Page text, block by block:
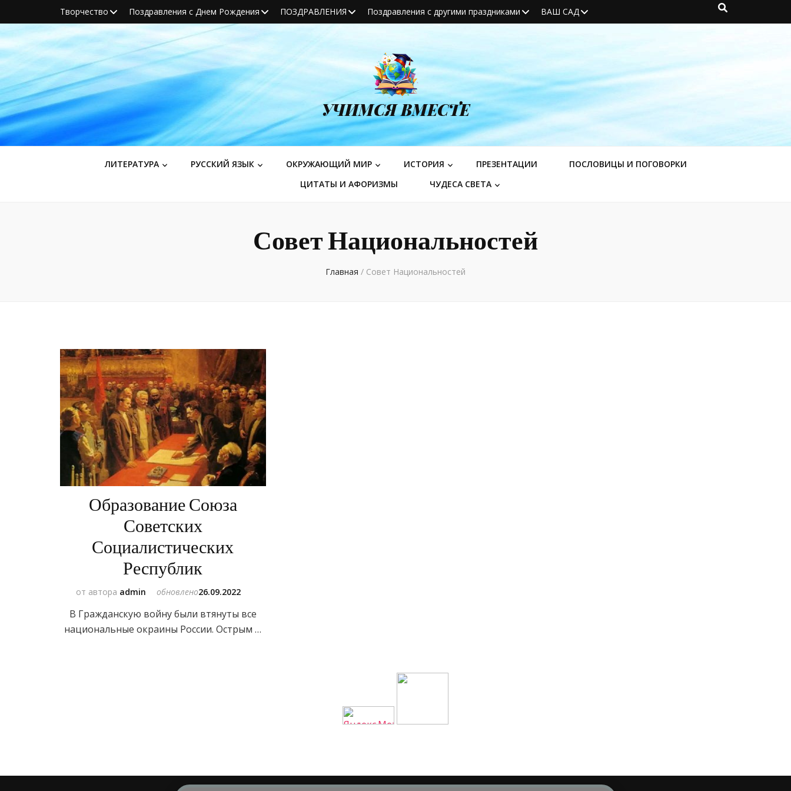
Творчество Поздравления с Днем Рождения ПОЗДРАВЛЕНИЯ Поздравления с другими праздниками ВАШ САД
УЧИМСЯ ВМЕСТЕ
ЛИТЕРАТУРА РУССКИЙ ЯЗЫК ОКРУЖАЮЩИЙ МИР ИСТОРИЯ ПРЕЗЕНТАЦИИ
ПОСЛОВИЦЫ И ПОГОВОРКИ
ЦИТАТЫ И АФОРИЗМЫ
ЧУДЕСА СВЕТА
Совет Национальностей
Главная / Совет Национальностей
Образование Союза
Советских
Социалистических
Республик
от автора admin обновлено26.09.2022
В Гражданскую войну были втянуты все
национальные окраины России. Острым …